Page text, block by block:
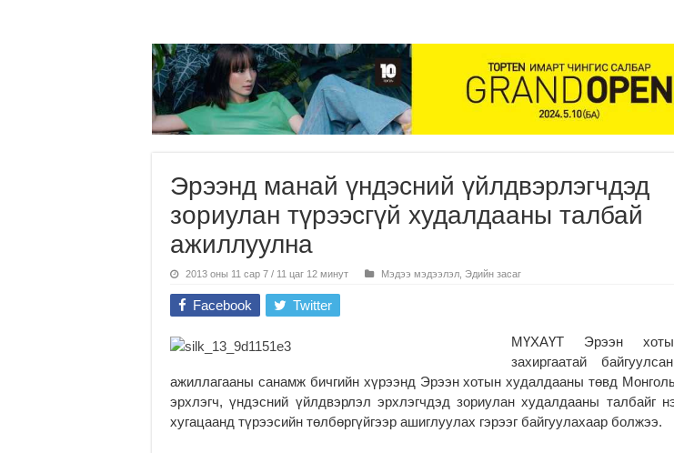
Эрээнд манай үндэсний үйлдвэрлэгчдэд
зориулан түрээсгүй худалдааны талбай
ажиллуулна
2013 оны 11 сар 7 / 11 цаг 12 минут Мэдээ мэдээлэл Эдийн засаг
Facebook Twitter
МҮХАҮТ Эрээн
захиргаатай
ажиллагааны санамж бичгийн хүрээнд Эрээн хотын худалдааны төвд
эрхлэгч, үндэсний үйлдвэрлэл эрхлэгчдэд зориулан худалдааны талбайг
хугацаанд түрээсийн төлбөргүйгээр ашиглуулах гэрээг байгуулахаар болжээ.